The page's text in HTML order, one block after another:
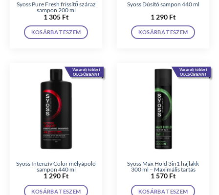
Syoss Pure Fresh frissítő száraz
sampon 200 ml
1 305 Ft
KOSÁRBA TESZEM
Syoss Dúsító sampon 440 ml
1 290 Ft
KOSÁRBA TESZEM
Vásárolj többet
OLCSÓBBAN!
Syoss Intenzív Color mélyápoló
sampon 440 ml
1 290 Ft
KOSÁRBA TESZEM
Vásárolj többet
OLCSÓBBAN!
Syoss Max Hold 3in1 hajlakk
300 ml – Maximális tartás
1 570 Ft
KOSÁRBA TESZEM